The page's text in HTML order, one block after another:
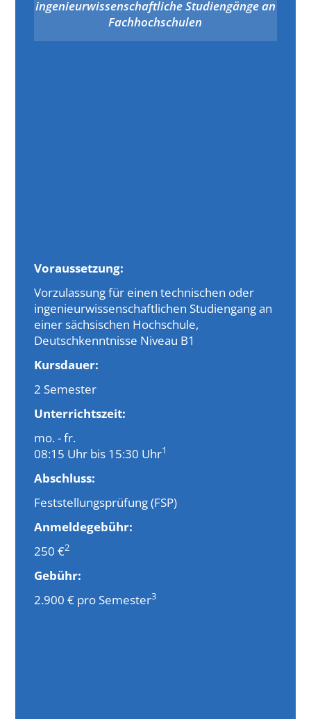
ingenieurwissenschaftliche Studiengänge an
Fachhochschulen
Voraussetzung:
Vorzulassung für einen technischen oder
ingenieur­wissenschaftlichen Studiengang an
einer sächsischen Hochschule,
Deutschkenntnisse Niveau B1
Kursdauer:
2 Semester
Unterrichtszeit:
mo. - fr.
08:15 Uhr bis 15:30 Uhr1
Abschluss:
Feststellungsprüfung (FSP)
Anmeldegebühr:
250 €2
Gebühr:
2.900 € pro Semester3